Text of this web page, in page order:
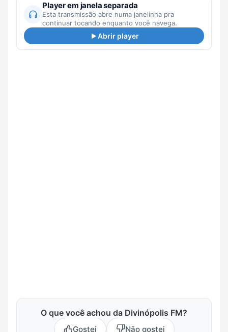
Player em janela separada
Esta transmissão abre numa janelinha pra
continuar tocando enquanto você navega.
Abrir player
O que você achou da Divinópolis FM?
Gostei Não gostei